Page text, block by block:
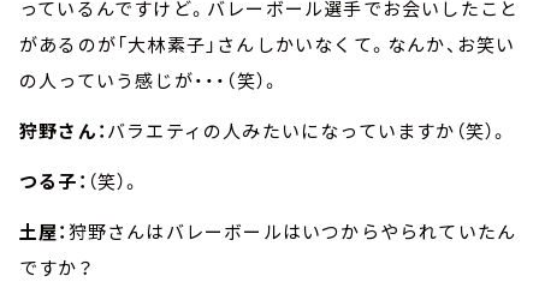
っているんですけど。バレーボール選手でお会いしたこと
があるのが「大林素子」さんしかいなくて。なんか、お笑い
の人っていう感じが・・・（笑）。
狩野さん：バラエティの人みたいになっていますか（笑）。
つる子： （笑）。
土屋：狩野さんはバレーボールはいつからやられていたん
ですか？